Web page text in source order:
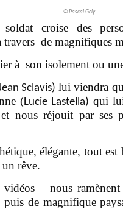
© Pascal Gely
croise des
de magnifiques
à son isolement ou
Sclavis) lui viendra
(Lucie Lastella) qui
nous réjouit par ses
élégante, tout
rêve.
vidéos nous
de magnifique